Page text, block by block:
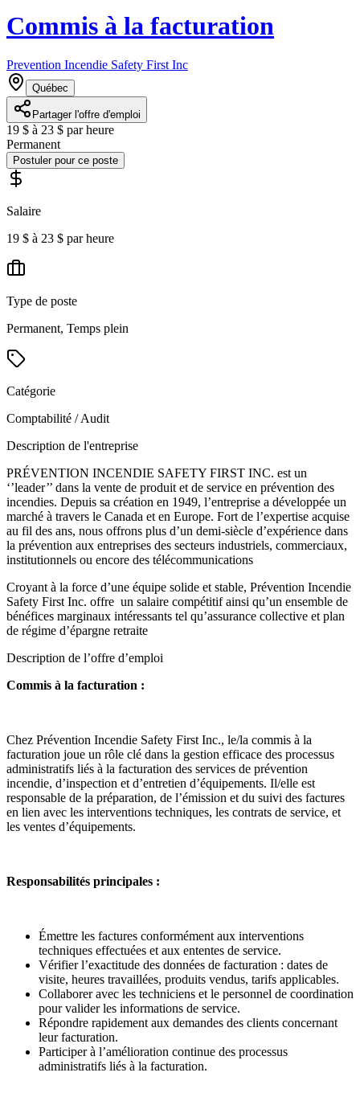
Commis à la facturation
Prevention Incendie Safety First Inc
Québec
Partager l'offre d'emploi
19 $ à 23 $ par heure
Permanent
Postuler pour ce poste
Salaire
19 $ à 23 $ par heure
Type de poste
Permanent, Temps plein
Catégorie
Comptabilité / Audit
Description de l'entreprise
PRÉVENTION INCENDIE SAFETY FIRST INC. est un
‘’leader’’ dans la vente de produit et de service en prévention des
incendies. Depuis sa création en 1949, l’entreprise a développée un
marché à travers le Canada et en Europe. Fort de l’expertise acquise
au fil des ans, nous offrons plus d’un demi-siècle d’expérience dans
la prévention aux entreprises des secteurs industriels, commerciaux,
institutionnels ou encore des télécommunications
Croyant à la force d’une équipe solide et stable, Prévention Incendie
Safety First Inc. offre un salaire compétitif ainsi qu’un ensemble de
bénéfices marginaux intéressants tel qu’assurance collective et plan
de régime d’épargne retraite
Description de l’offre d’emploi
Commis à la facturation :
Chez Prévention Incendie Safety First Inc., le/la commis à la
facturation joue un rôle clé dans la gestion efficace des processus
administratifs liés à la facturation des services de prévention
incendie, d’inspection et d’entretien d’équipements. Il/elle est
responsable de la préparation, de l’émission et du suivi des factures
en lien avec les interventions techniques, les contrats de service, et
les ventes d’équipements.
Responsabilités principales :
Émettre les factures conformément aux interventions
techniques effectuées et aux ententes de service.
Vérifier l’exactitude des données de facturation : dates de
visite, heures travaillées, produits vendus, tarifs applicables.
Collaborer avec les techniciens et le personnel de coordination
pour valider les informations de service.
Répondre rapidement aux demandes des clients concernant
leur facturation.
Participer à l’amélioration continue des processus
administratifs liés à la facturation.